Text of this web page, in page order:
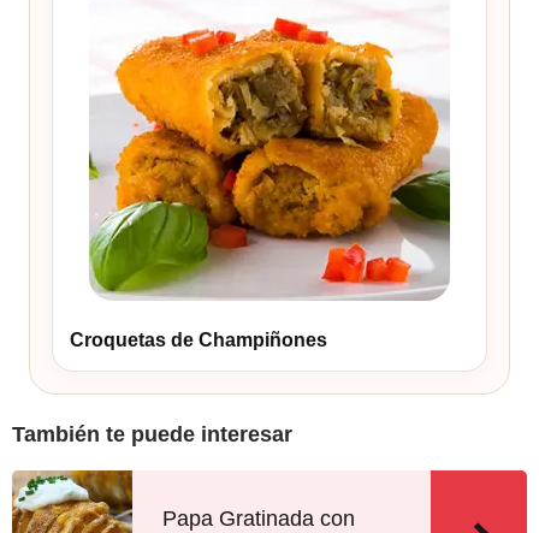
Croquetas de Champiñones
También te puede interesar
Papa Gratinada con